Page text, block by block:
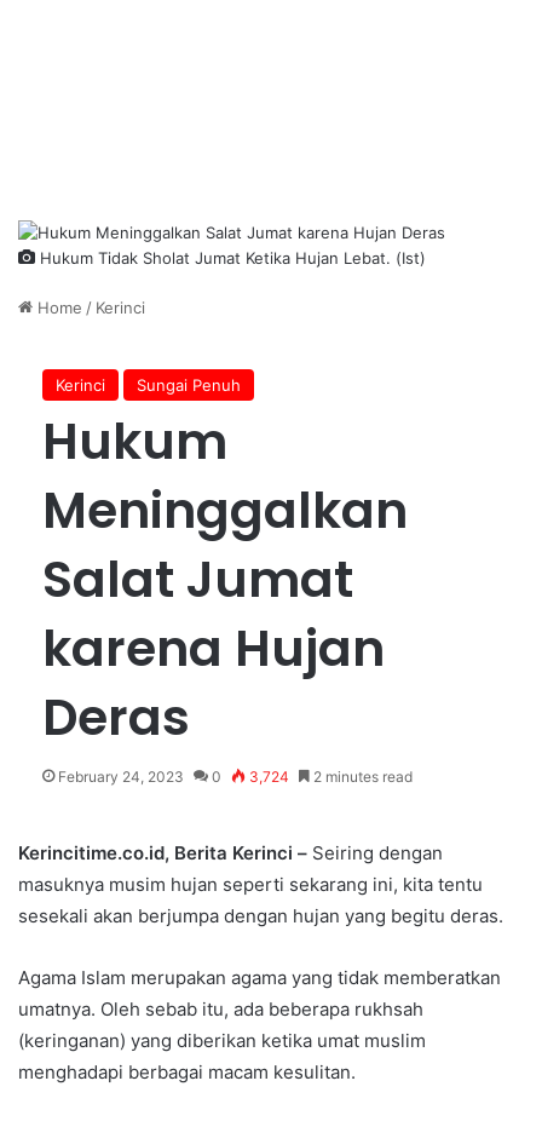
Hukum Tidak Sholat Jumat Ketika Hujan Lebat. (Ist)
Home / Kerinci
Kerinci Sungai Penuh
Hukum
Meninggalkan
Salat Jumat
karena Hujan
Deras
February 24, 2023 0 3,724 2 minutes read
Kerincitime.co.id, Berita Kerinci – Seiring dengan
masuknya musim hujan seperti sekarang ini, kita tentu
sesekali akan berjumpa dengan hujan yang begitu deras.
Agama Islam merupakan agama yang tidak memberatkan
umatnya. Oleh sebab itu, ada beberapa rukhsah
(keringanan) yang diberikan ketika umat muslim
menghadapi berbagai macam kesulitan.